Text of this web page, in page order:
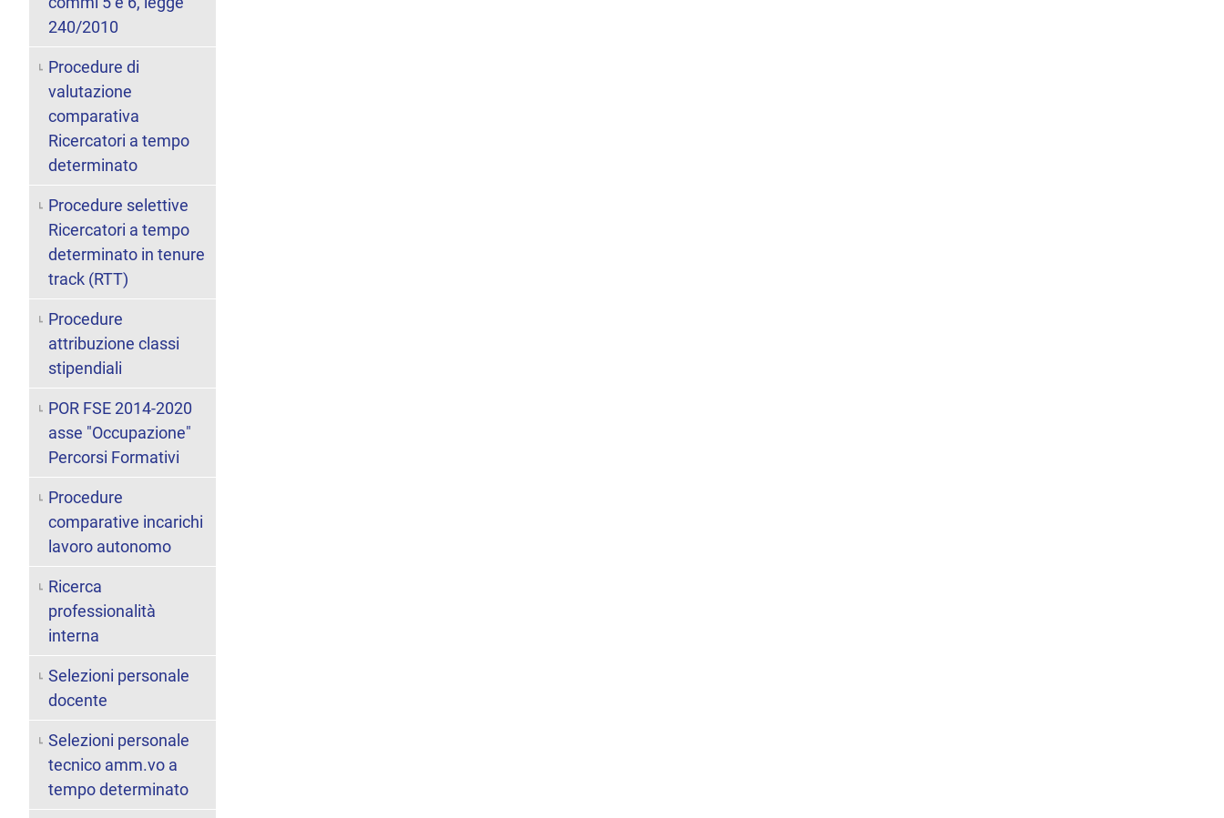
240/2010
Procedure di
valutazione
comparativa
Ricercatori a tempo
determinato
Procedure selettive
Ricercatori a tempo
determinato in tenure
track (RTT)
Procedure
attribuzione classi
stipendiali
POR FSE 2014-2020
asse "Occupazione"
Percorsi Formativi
Procedure
comparative incarichi
lavoro autonomo
Ricerca
professionalità
interna
Selezioni personale
docente
Selezioni personale
tecnico amm.vo a
tempo determinato